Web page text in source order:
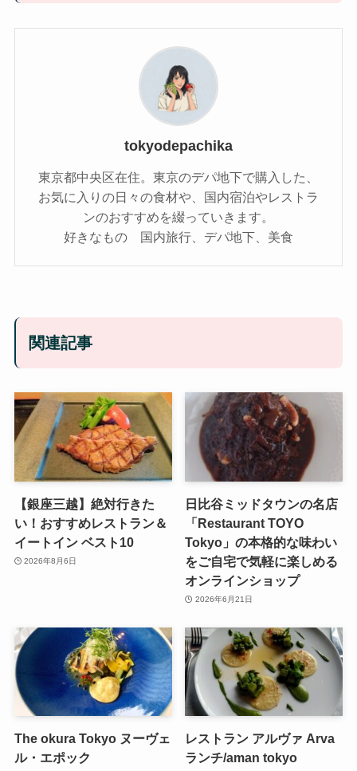
tokyodepachika
東京都中央区在住。東京のデパ地下で購入した、
お気に入りの日々の食材や、国内宿泊やレストラ
ンのおすすめを綴っていきます。
好きなもの 国内旅行、デパ地下、美食
関連記事
【銀座三越】絶対行きた
い！おすすめレストラン＆
イートイン ベスト10
2026年8月6日
日比谷ミッドタウンの名店
「Restaurant TOYO
Tokyo」の本格的な味わい
をご自宅で気軽に楽しめる
オンラインショップ
2026年6月21日
The okura Tokyo ヌーヴェ
ル・エポック
レストラン アルヴァ Arva
ランチ/aman tokyo